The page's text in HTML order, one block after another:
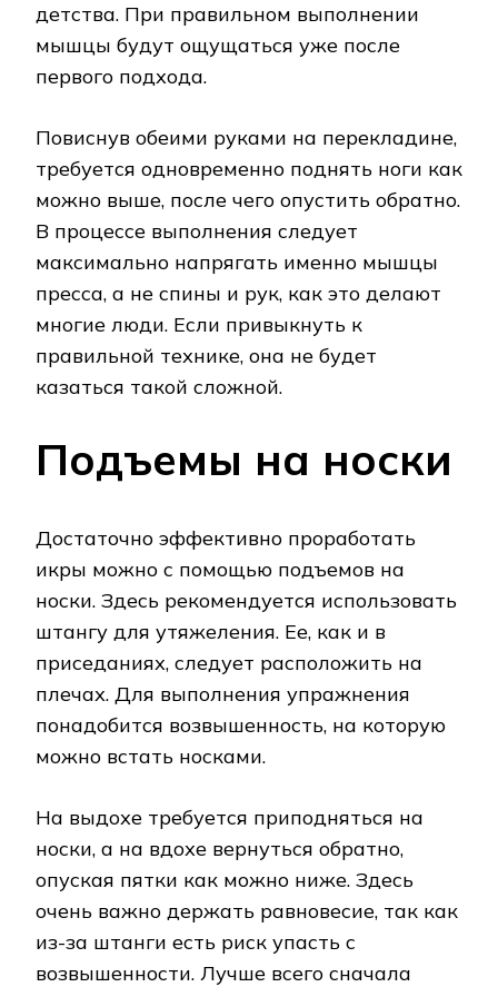
детства. При правильном выполнении
мышцы будут ощущаться уже после
первого подхода.
Повиснув обеими руками на перекладине,
требуется одновременно поднять ноги как
можно выше, после чего опустить обратно.
В процессе выполнения следует
максимально напрягать именно мышцы
пресса, а не спины и рук, как это делают
многие люди. Если привыкнуть к
правильной технике, она не будет
казаться такой сложной.
Подъемы на носки
Достаточно эффективно проработать
икры можно с помощью подъемов на
носки. Здесь рекомендуется использовать
штангу для утяжеления. Ее, как и в
приседаниях, следует расположить на
плечах. Для выполнения упражнения
понадобится возвышенность, на которую
можно встать носками.
На выдохе требуется приподняться на
носки, а на вдохе вернуться обратно,
опуская пятки как можно ниже. Здесь
очень важно держать равновесие, так как
из-за штанги есть риск упасть с
возвышенности. Лучше всего сначала